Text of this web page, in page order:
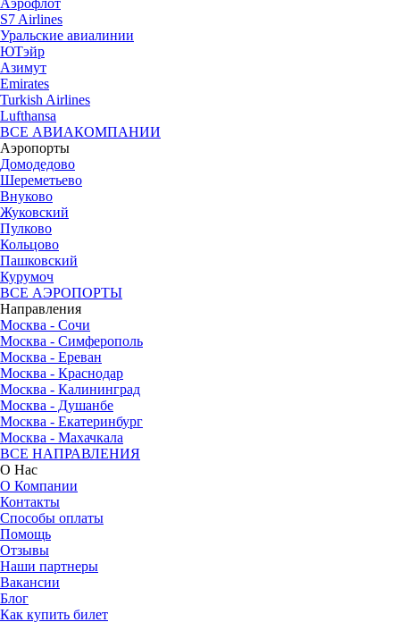
S7 Airlines
Уральские авиалинии
ЮТэйр
Азимут
Emirates
Turkish Airlines
Lufthansa
ВСЕ АВИАКОМПАНИИ
Аэропорты
Домодедово
Шереметьево
Внуково
Жуковский
Пулково
Кольцово
Пашковский
Курумоч
ВСЕ АЭРОПОРТЫ
Направления
Москва - Сочи
Москва - Симферополь
Москва - Ереван
Москва - Краснодар
Москва - Калининград
Москва - Душанбе
Москва - Екатеринбург
Москва - Махачкала
ВСЕ НАПРАВЛЕНИЯ
О Нас
О Компании
Контакты
Способы оплаты
Помощь
Отзывы
Наши партнеры
Вакансии
Блог
Как купить билет